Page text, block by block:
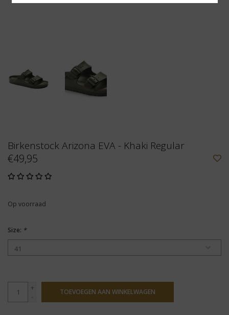
Birkenstock Arizona EVA - Khaki Regular
€49,95
Op voorraad
Size: *
+
-
TOEVOEGEN AAN WINKELWAGEN